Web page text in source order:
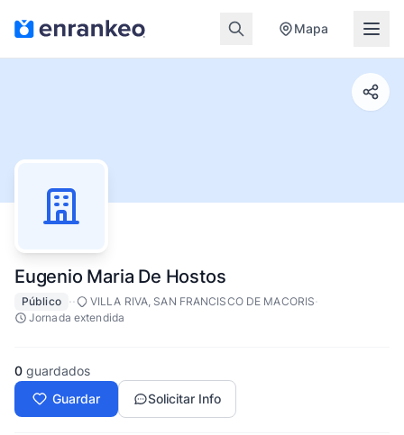
Mapa
Eugenio Maria De Hostos
Público ·· VILLA RIVA, SAN FRANCISCO DE MACORIS·
Jornada extendida
0 guardados
Guardar
Solicitar Info